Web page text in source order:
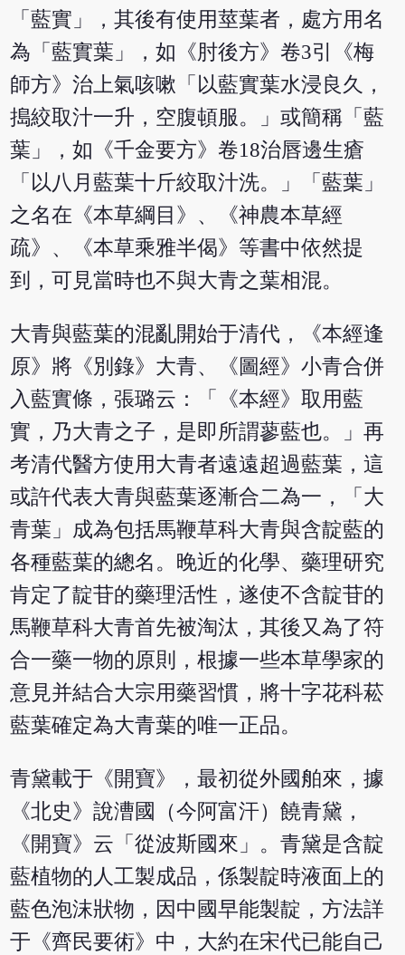
「藍實」，其後有使用莖葉者，處方用名
為「藍實葉」，如《肘後方》卷3引《梅
師方》治上氣咳嗽「以藍實葉水浸良久，
搗絞取汁一升，空腹頓服。」或簡稱「藍
葉」，如《千金要方》卷18治唇邊生瘡
「以八月藍葉十斤絞取汁洗。」「藍葉」
之名在《本草綱目》、《神農本草經
疏》、《本草乘雅半偈》等書中依然提
到，可見當時也不與大青之葉相混。
大青與藍葉的混亂開始于清代，《本經逢
原》將《別錄》大青、《圖經》小青合併
入藍實條，張璐云：「《本經》取用藍
實，乃大青之子，是即所謂蓼藍也。」再
考清代醫方使用大青者遠遠超過藍葉，這
或許代表大青與藍葉逐漸合二為一，「大
青葉」成為包括馬鞭草科大青與含靛藍的
各種藍葉的總名。晚近的化學、藥理研究
肯定了靛苷的藥理活性，遂使不含靛苷的
馬鞭草科大青首先被淘汰，其後又為了符
合一藥一物的原則，根據一些本草學家的
意見并結合大宗用藥習慣，將十字花科菘
藍葉確定為大青葉的唯一正品。
青黛載于《開寶》，最初從外國舶來，據
《北史》說漕國（今阿富汗）饒青黛，
《開寶》云「從波斯國來」。青黛是含靛
藍植物的人工製成品，係製靛時液面上的
藍色泡沫狀物，因中國早能製靛，方法詳
于《齊民要術》中，大約在宋代已能自己